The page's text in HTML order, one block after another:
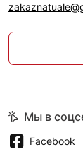
Мы в
Facebook